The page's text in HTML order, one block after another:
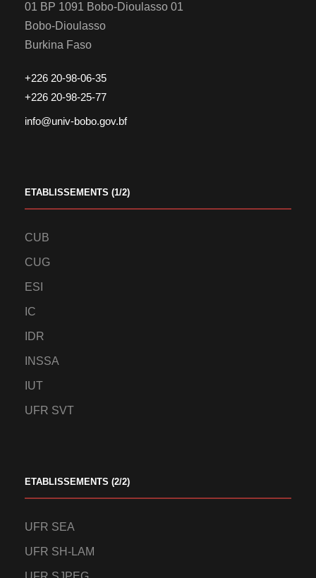
01 BP 1091 Bobo-Dioulasso 01
Bobo-Dioulasso
Burkina Faso
+226 20-98-06-35
+226 20-98-25-77
info@univ-bobo.gov.bf
ETABLISSEMENTS (1/2)
CUB
CUG
ESI
IC
IDR
INSSA
IUT
UFR SVT
ETABLISSEMENTS (2/2)
UFR SEA
UFR SH-LAM